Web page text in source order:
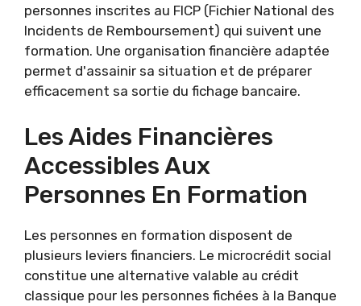
personnes inscrites au FICP (Fichier National des
Incidents de Remboursement) qui suivent une
formation. Une organisation financière adaptée
permet d'assainir sa situation et de préparer
efficacement sa sortie du fichage bancaire.
Les Aides Financières
Accessibles Aux
Personnes En Formation
Les personnes en formation disposent de
plusieurs leviers financiers. Le microcrédit social
constitue une alternative valable au crédit
classique pour les personnes fichées à la Banque